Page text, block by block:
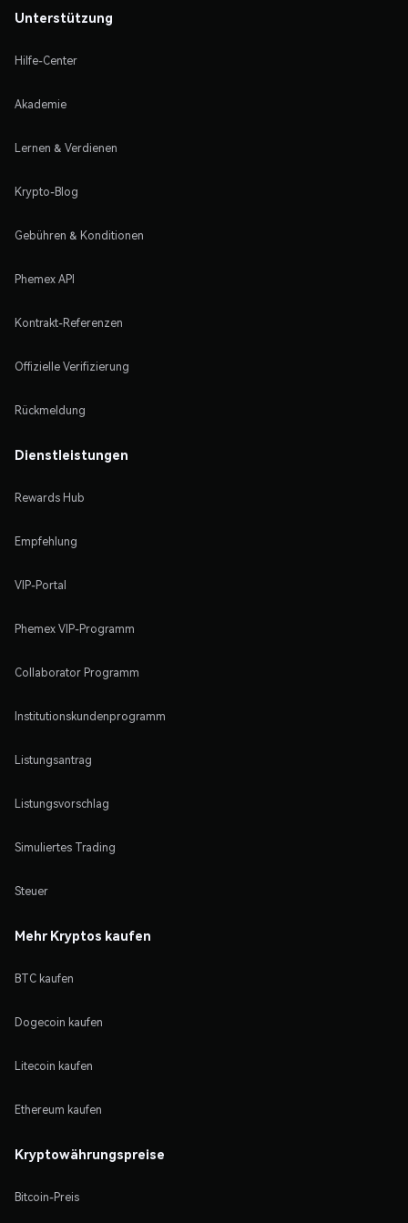
Unterstützung
Hilfe-Center
Akademie
Lernen & Verdienen
Krypto-Blog
Gebühren & Konditionen
Phemex API
Kontrakt-Referenzen
Offizielle Verifizierung
Rückmeldung
Dienstleistungen
Rewards Hub
Empfehlung
VIP-Portal
Phemex VIP-Programm
Collaborator Programm
Institutionskundenprogramm
Listungsantrag
Listungsvorschlag
Simuliertes Trading
Steuer
Mehr Kryptos kaufen
BTC kaufen
Dogecoin kaufen
Litecoin kaufen
Ethereum kaufen
Kryptowährungspreise
Bitcoin-Preis